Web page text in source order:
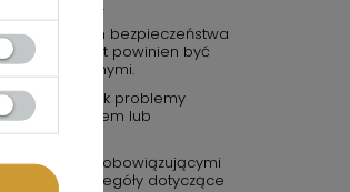
producenta.
dotyczących bezpieczeństwa
Produkt powinien być
i wytycznymi.
jakiekolwiek problemy
z producentem lub
zgodnie z obowiązującymi
i szczegóły dotyczące